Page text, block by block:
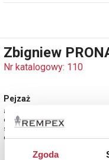
Zgoda
Zbigniew
Nr katalogowy: 110
Pejzaż
akwarela na podrysowaniu
oprawy);
sygn. p. d.: ZPronaszko.
estymacja: 3 500 - 4 000 zł